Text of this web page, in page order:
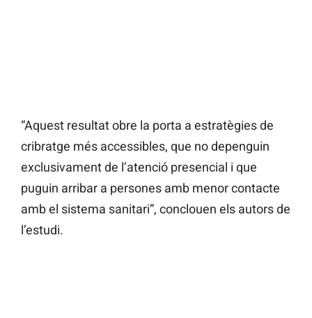
“Aquest resultat obre la porta a estratègies de
cribratge més accessibles, que no depenguin
exclusivament de l’atenció presencial i que
puguin arribar a persones amb menor contacte
amb el sistema sanitari”, conclouen els autors de
l’estudi.